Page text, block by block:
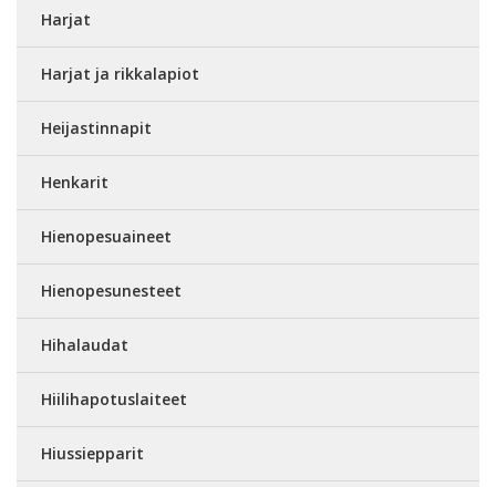
Harjat
Harjat ja rikkalapiot
Heijastinnapit
Henkarit
Hienopesuaineet
Hienopesunesteet
Hihalaudat
Hiilihapotuslaiteet
Hiussiepparit